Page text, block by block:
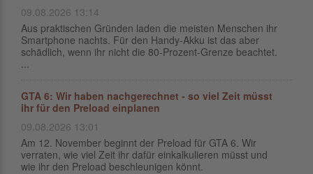
09.08.2026 13:14
Aus praktischen Gründen laden die meisten Menschen ihr
Smartphone nachts. Für den Handy-Akku ist das aber
schädlich, wenn ihr nicht die 80-Prozent-Grenze beachtet.
...
GTA 6: Wir haben nachgerechnet - so viel Zeit müsst
ihr für den Preload einplanen
09.08.2026 13:01
Am 12. November beginnt der Preload für GTA 6. Wir
verraten, wie viel Zeit ihr dafür einkalkulieren müsst und
wie ihr den Preload beschleunigen könnt.